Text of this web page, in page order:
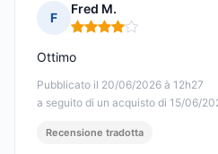
F
Fred M.
Nota: 4 su 5
Pubblicato il 20/06/2026 à 12h27
a seguito di un acquisto di 15/06/
Ottimo
Recensione tradotta